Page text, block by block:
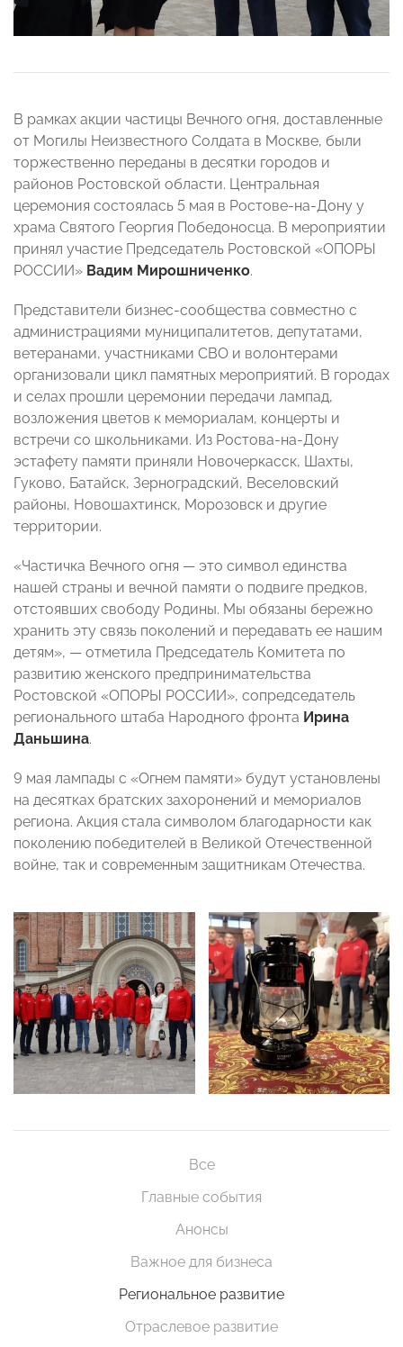
В рамках акции частицы Вечного огня, доставленные
от Могилы Неизвестного Солдата в Москве, были
торжественно переданы в десятки городов и
районов Ростовской области. Центральная
церемония состоялась 5 мая в Ростове-на-Дону у
храма Святого Георгия Победоносца. В мероприятии
принял участие Председатель Ростовской «ОПОРЫ
РОССИИ» Вадим Мирошниченко.
Представители бизнес-сообщества совместно с
администрациями муниципалитетов, депутатами,
ветеранами, участниками СВО и волонтерами
организовали цикл памятных мероприятий. В городах
и селах прошли церемонии передачи лампад,
возложения цветов к мемориалам, концерты и
встречи со школьниками. Из Ростова-на-Дону
эстафету памяти приняли Новочеркасск, Шахты,
Гуково, Батайск, Зерноградский, Веселовский
районы, Новошахтинск, Морозовск и другие
территории.
«Частичка Вечного огня — это символ единства
нашей страны и вечной памяти о подвиге предков,
отстоявших свободу Родины. Мы обязаны бережно
хранить эту связь поколений и передавать ее нашим
детям», — отметила Председатель Комитета по
развитию женского предпринимательства
Ростовской «ОПОРЫ РОССИИ», сопредседатель
регионального штаба Народного фронта Ирина
Даньшина.
9 мая лампады с «Огнем памяти» будут установлены
на десятках братских захоронений и мемориалов
региона. Акция стала символом благодарности как
поколению победителей в Великой Отечественной
войне, так и современным защитникам Отечества.
Все
Главные события
Анонсы
Важное для бизнеса
Региональное развитие
Отраслевое развитие